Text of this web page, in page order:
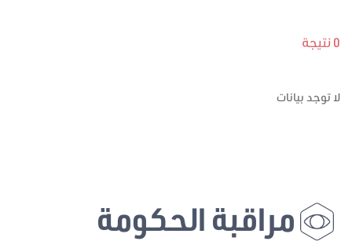
0 نتيجة
لا توجد بيانات
مراقبة الحكومة